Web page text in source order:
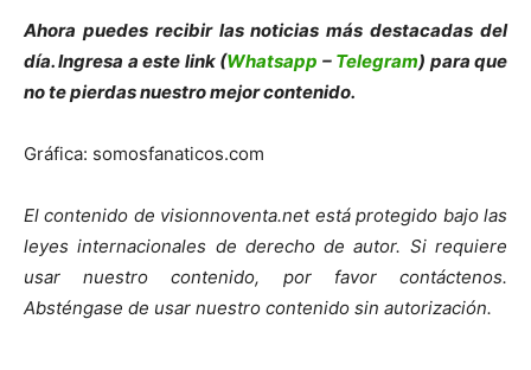
Ahora puedes recibir las noticias más destacadas del
día. Ingresa a este link (Whatsapp – Telegram) para que
no te pierdas nuestro mejor contenido.
Gráfica: somosfanaticos.com
El contenido de visionnoventa.net está protegido bajo las
leyes internacionales de derecho de autor. Si requiere
usar nuestro contenido, por favor contáctenos.
Absténgase de usar nuestro contenido sin autorización.